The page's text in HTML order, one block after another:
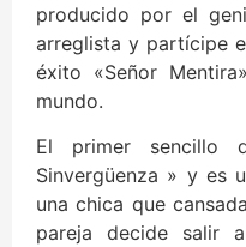
producido por el
arreglista y partícipe
éxito «Señor
mundo.
El primer sencillo
Sinvergüenza » y es
una chica que
pareja decide salir